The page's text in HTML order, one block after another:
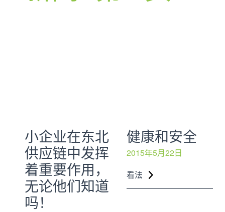
小企业在东北
供应链中发挥
着重要作用，
无论他们知道
吗！
健康和安全
2015年5月22日
看法